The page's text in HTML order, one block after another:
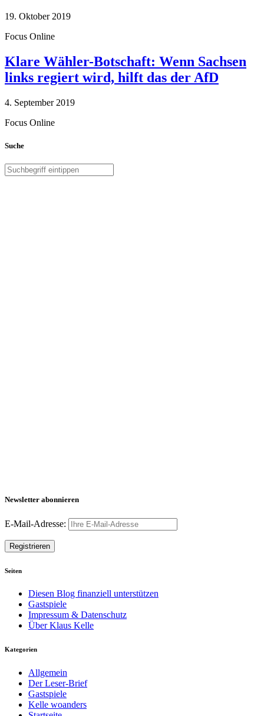
19. Oktober 2019
Focus Online
Klare Wähler-Botschaft: Wenn Sachsen
links regiert wird, hilft das der AfD
4. September 2019
Focus Online
Suche
Newsletter abonnieren
E-Mail-Adresse:
Seiten
Diesen Blog finanziell unterstützen
Gastspiele
Impressum & Datenschutz
Über Klaus Kelle
Kategorien
Allgemein
Der Leser-Brief
Gastspiele
Kelle woanders